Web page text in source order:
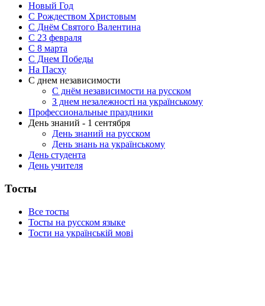
Новый Год
С Рождеством Христовым
С Днём Святого Валентина
С 23 февраля
C 8 марта
С Днем Победы
На Пасху
С днем независимости
С днём независимости на русском
З днем незалежності на українському
Профессиональные праздники
День знаний - 1 сентября
День знаний на русском
День знань на українському
День студента
День учителя
Тосты
Все тосты
Тосты на русском языке
Тости на українській мові